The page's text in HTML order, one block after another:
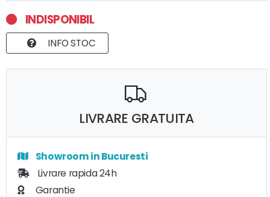
INDISPONIBIL
INFO STOC
LIVRARE GRATUITA
Showroom in Bucuresti
Livrare rapida 24h
Garantie